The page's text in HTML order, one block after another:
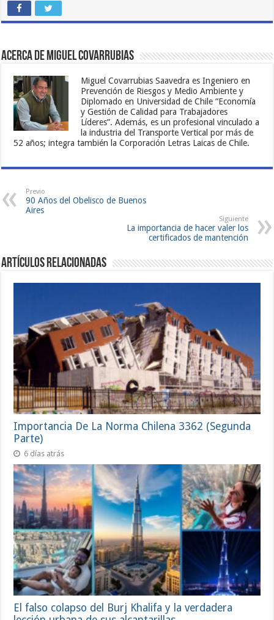
Acerca de Miguel Covarrubias
Miguel Covarrubias Saavedra es Ingeniero en
Prevención de Riesgos y Medio Ambiente y
Diplomado en Universidad de Chile “Economía
y Gestión de Calidad para Trabajadores
Líderes”. Además, es un profesional vinculado a
la industria del Transporte Vertical por más de
52 años; integra también la Corporación Letras Laicas de Chile.
Previo
90 Años del Obelisco de Buenos
Aires
Siguiente
La importancia de hacer valer los
certificados de mantención
Artículos Relacionadas
Importancia De La Norma Chilena 3362 (Segunda
Parte)
6 días atrás
El falso colapso del Burj Khalifa y la verdadera